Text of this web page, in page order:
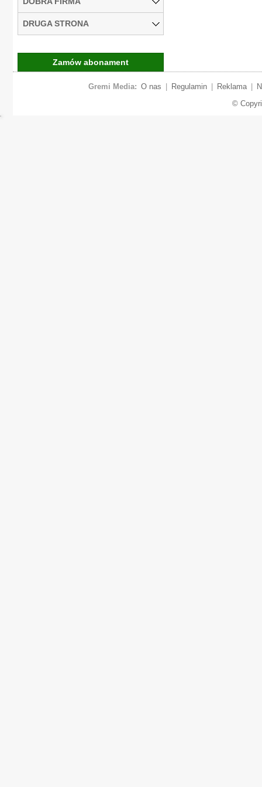
DRUGA STRONA
Zamów abonament
Gremi Media: O nas Regulamin Reklama
©